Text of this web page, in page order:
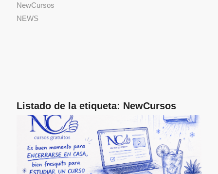
NewCursos
NEWS
Listado de la etiqueta: NewCursos